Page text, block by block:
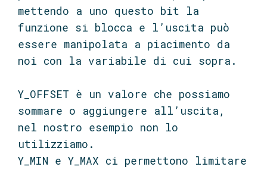
mettendo a uno questo bit la
funzione si blocca e l’uscita può
essere manipolata a piacimento da
noi con la variabile di cui sopra.
Y_OFFSET è un valore che possiamo
sommare o aggiungere all’uscita,
nel nostro esempio non lo
utilizziamo.
Y_MIN e Y_MAX ci permettono limitare